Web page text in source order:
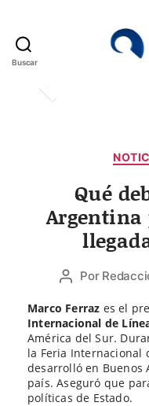
Buscar
Qué
Autor
la
entrada
Por
Marco Ferraz es el
Internacional de
América del Sur.
la Feria Internacional
desarrolló en Buenos
país. Aseguró que
políticas de Estado.